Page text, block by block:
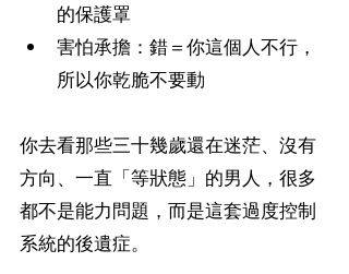
的保護罩
害怕承擔：錯＝你這個人不行，
所以你乾脆不要動
你去看那些三十幾歲還在迷茫、沒有
方向、一直「等狀態」的男人，很多
都不是能力問題，而是這套過度控制
系統的後遺症。